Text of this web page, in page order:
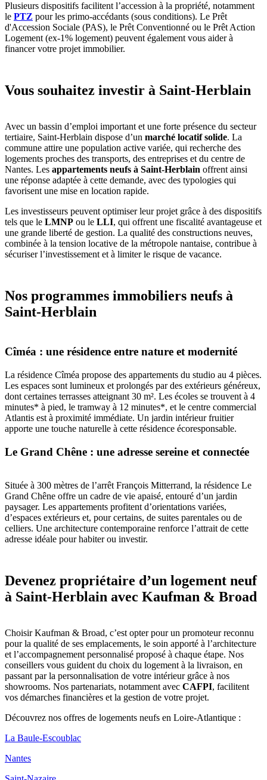
Plusieurs dispositifs facilitent l’accession à la propriété, notamment
le PTZ pour les primo-accédants (sous conditions). Le Prêt
d'Accession Sociale (PAS), le Prêt Conventionné ou le Prêt Action
Logement (ex-1% logement) peuvent également vous aider à
financer votre projet immobilier.
Vous souhaitez investir à Saint-Herblain
Avec un bassin d’emploi important et une forte présence du secteur
tertiaire, Saint-Herblain dispose d’un marché locatif solide. La
commune attire une population active variée, qui recherche des
logements proches des transports, des entreprises et du centre de
Nantes. Les appartements neufs à Saint-Herblain offrent ainsi
une réponse adaptée à cette demande, avec des typologies qui
favorisent une mise en location rapide.
Les investisseurs peuvent optimiser leur projet grâce à des dispositifs
tels que le LMNP ou le LLI, qui offrent une fiscalité avantageuse et
une grande liberté de gestion. La qualité des constructions neuves,
combinée à la tension locative de la métropole nantaise, contribue à
sécuriser l’investissement et à limiter le risque de vacance.
Nos programmes immobiliers neufs à
Saint-Herblain
Cîméa : une résidence entre nature et modernité
La résidence Cîméa propose des appartements du studio au 4 pièces.
Les espaces sont lumineux et prolongés par des extérieurs généreux,
dont certaines terrasses atteignant 30 m². Les écoles se trouvent à 4
minutes* à pied, le tramway à 12 minutes*, et le centre commercial
Atlantis est à proximité immédiate. Un jardin intérieur fruitier
apporte une touche naturelle à cette résidence écoresponsable.
Le Grand Chêne : une adresse sereine et connectée
Située à 300 mètres de l’arrêt François Mitterrand, la résidence Le
Grand Chêne offre un cadre de vie apaisé, entouré d’un jardin
paysager. Les appartements profitent d’orientations variées,
d’espaces extérieurs et, pour certains, de suites parentales ou de
celliers. Une architecture contemporaine renforce l’attrait de cette
adresse idéale pour habiter ou investir.
Devenez propriétaire d’un logement neuf
à Saint-Herblain avec Kaufman & Broad
Choisir Kaufman & Broad, c’est opter pour un promoteur reconnu
pour la qualité de ses emplacements, le soin apporté à l’architecture
et l’accompagnement personnalisé proposé à chaque étape. Nos
conseillers vous guident du choix du logement à la livraison, en
passant par la personnalisation de votre intérieur grâce à nos
showrooms. Nos partenariats, notamment avec CAFPI, facilitent
vos démarches financières et la gestion de votre projet.
Découvrez nos offres de logements neufs en Loire-Atlantique :
La Baule-Escoublac
Nantes